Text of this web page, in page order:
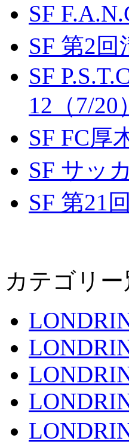
SF
SF 第2
SF
12（7/20）
SF FC厚
SF サッ
SF 第21
カテゴリ